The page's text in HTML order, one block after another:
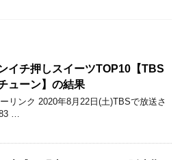
イチ押しスイーツTOP10【TBS
ューン】の結果
リンク 2020年8月22日(土)TBSで放送さ
…